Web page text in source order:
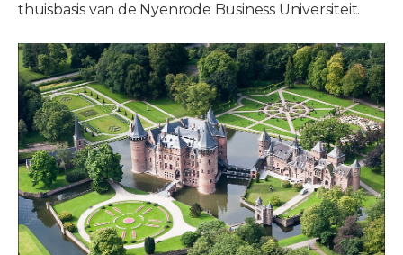
thuisbasis van de Nyenrode Business Universiteit.